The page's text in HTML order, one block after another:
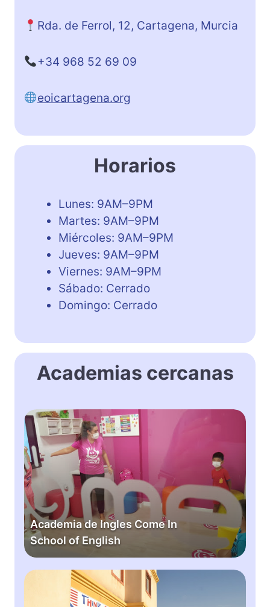
Rda. de Ferrol, 12, Cartagena, Murcia
+34 968 52 69 09
eoicartagena.org
Horarios
Lunes: 9AM–9PM
Martes: 9AM–9PM
Miércoles: 9AM–9PM
Jueves: 9AM–9PM
Viernes: 9AM–9PM
Sábado: Cerrado
Domingo: Cerrado
Academias cercanas
Academia de Ingles Come In
School of English
A
c
a
d
e
m
i
a
d
e
n
T